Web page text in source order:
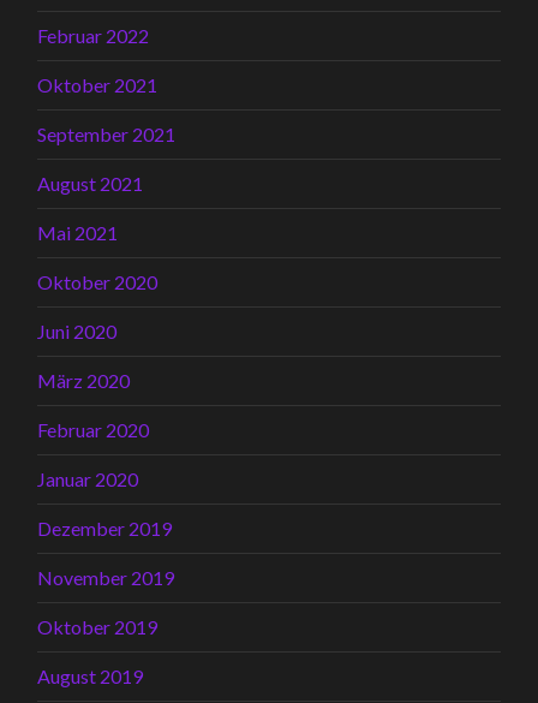
Februar 2022
Oktober 2021
September 2021
August 2021
Mai 2021
Oktober 2020
Juni 2020
März 2020
Februar 2020
Januar 2020
Dezember 2019
November 2019
Oktober 2019
August 2019